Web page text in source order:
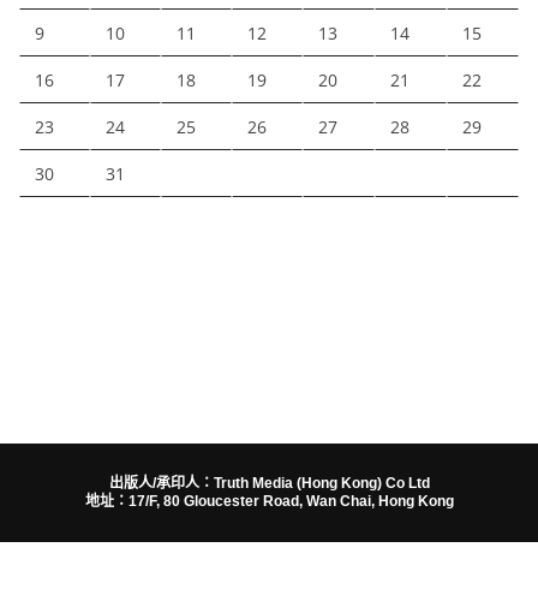
9 10 11 12 13 14 15
16 17 18 19 20 21 22
23 24 25 26 27 28 29
30 31
出版人/承印人：Truth Media (Hong Kong) Co Ltd
地址：17/F, 80 Gloucester Road, Wan Chai, Hong Kong